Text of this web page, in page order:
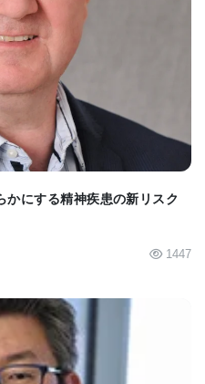
上手く機能するとは信
システムの汎用性は、
るモデルとして役立つ
指摘している。
にどのように適用され
伝子にも適用できるの
よくHTRするために
しれない。」とギチャ
JP
かにする精神疾患の新リスク
1447